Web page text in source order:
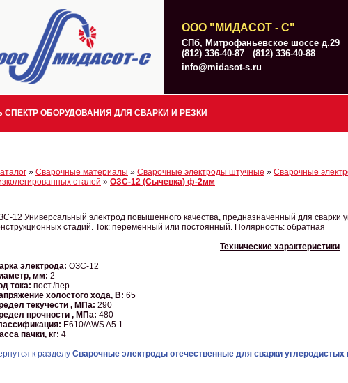
ООО "МИДАСОТ - С"
СПб, Митрофаньевское шоссе д.29
(812) 336-40-87 (812) 336-40-88
info@midasot-s.ru
СПЕКТР ОБОРУДОВАНИЯ ДЛЯ СВАРКИ И РЕЗКИ
» Сварочные материалы » Сварочные электроды штучные » Сварочные
сталей » ОЗС-12 (Сычевка) ф-2мм
12 Универсальный электрод повышенного качества, предназначенный для сварки
стадий. Ток: переменный или постоянный. Полярность: обратная
Технические характеристики
электрода: ОЗС-12
мм: 2
тока: пост./пер.
холостого хода, В: 65
текучести , МПа: 290
прочности , МПа: 480
Е610/AWS A5.1
пачки, кг: 4
к разделу Сварочные электроды отечественные для сварки углеродистых